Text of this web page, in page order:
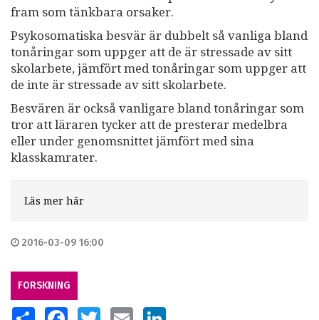
fram som tänkbara orsaker.
Psykosomatiska besvär är dubbelt så vanliga bland
tonåringar som uppger att de är stressade av sitt
skolarbete, jämfört med tonåringar som uppger att
de inte är stressade av sitt skolarbete.
Besvären är också vanligare bland tonåringar som
tror att läraren tycker att de presterar medelbra
eller under genomsnittet jämfört med sina
klasskamrater.
Läs mer här
2016-03-09 16:00
FORSKNING
SHARE FACEBOOKTWITTER EMAIL